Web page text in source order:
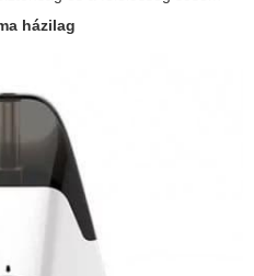
házilag